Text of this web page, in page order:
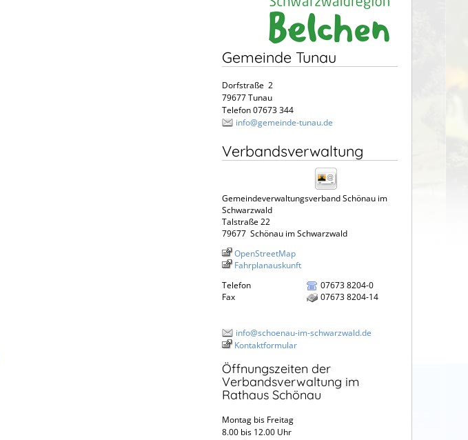
Gemeinde Tunau
Dorfstraße 2
79677 Tunau
Telefon 07673 344
info@gemeinde-tunau.de
Verbandsverwaltung
Gemeindeverwaltungsverband Schönau im
Schwarzwald
Talstraße 22
79677 Schönau im Schwarzwald
OpenStreetMap
Fahrplanauskunft
Telefon
07673 8204-0
Fax
07673 8204-14
info@schoenau-im-schwarzwald.de
Kontaktformular
Öffnungszeiten der
Verbandsverwaltung im
Rathaus Schönau
Montag bis Freitag
8.00 bis 12.00 Uhr